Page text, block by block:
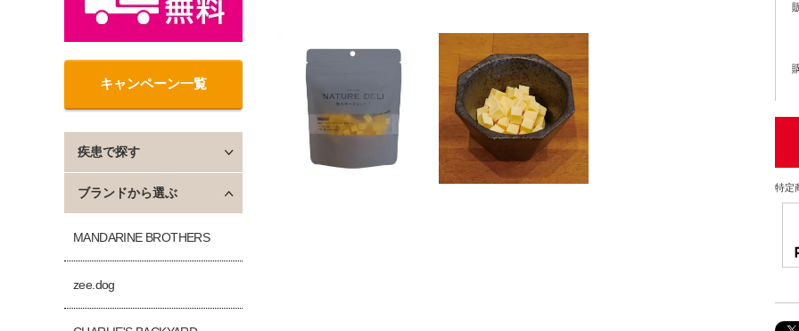
特定
キャンペーン一覧
疾患で探す
ブランドから選ぶ
MANDARINE BROTHERS
zee.dog